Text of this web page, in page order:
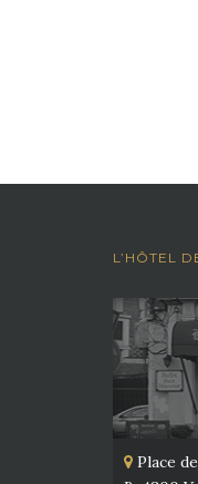
L’HÔTEL
Place